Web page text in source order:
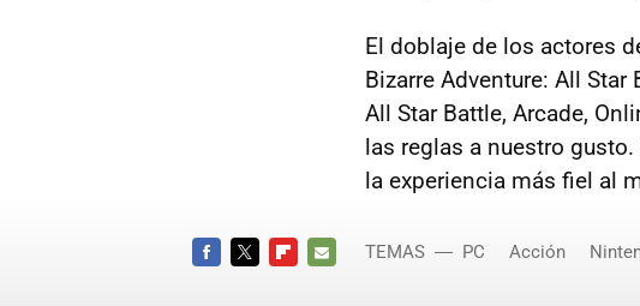
El doblaje de los actores
Bizarre Adventure: All
All Star Battle, Arcade,
las reglas a nuestro
la experiencia más fiel al
TEMAS PC Acción